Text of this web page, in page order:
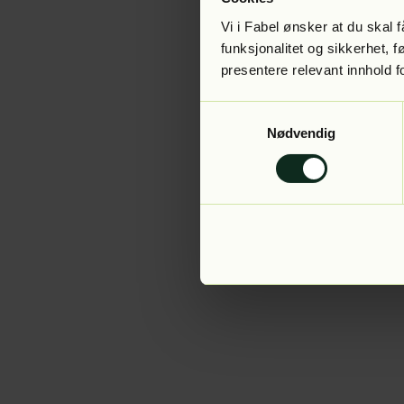
Vi i Fabel ønsker at du skal
funksjonalitet og sikkerhet,
presentere relevant innhold
Nødvendig
Application